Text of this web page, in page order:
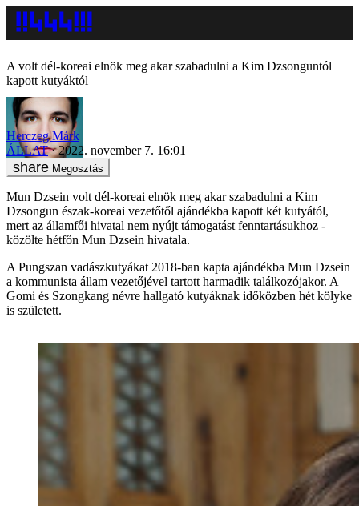
A volt dél-koreai elnök meg akar szabadulni a Kim Dzsonguntól
kapott kutyáktól
Herczeg Márk
ÁLLAT
2022. november 7. 16:01
Megosztás
Mun Dzsein volt dél-koreai elnök meg akar szabadulni a Kim
Dzsongun észak-koreai vezetőtől ajándékba kapott két kutyától,
mert az államfői hivatal nem nyújt támogatást fenntartásukhoz -
közölte hétfőn Mun Dzsein hivatala.
A Pungszan vadászkutyákat 2018-ban kapta ajándékba Mun Dzsein
a kommunista állam vezetőjével tartott harmadik találkozójakor. A
Gomi és Szongkang névre hallgató kutyáknak időközben hét kölyke
is született.